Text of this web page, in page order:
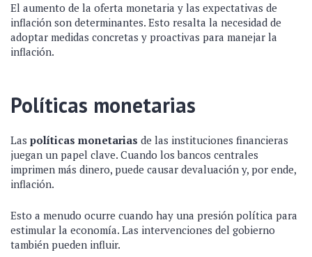
El aumento de la oferta monetaria y las expectativas de
inflación son determinantes. Esto resalta la necesidad de
adoptar medidas concretas y proactivas para manejar la
inflación.
Políticas monetarias
Las políticas monetarias de las instituciones financieras
juegan un papel clave. Cuando los bancos centrales
imprimen más dinero, puede causar devaluación y, por ende,
inflación.
Esto a menudo ocurre cuando hay una presión política para
estimular la economía. Las intervenciones del gobierno
también pueden influir.